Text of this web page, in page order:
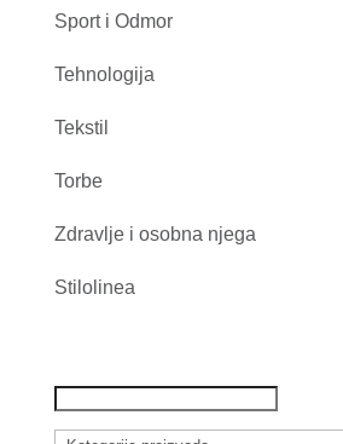
Sport i Odmor
Tehnologija
Tekstil
Torbe
Zdravlje i osobna njega
Stilolinea